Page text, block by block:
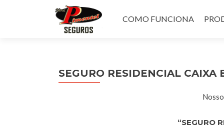
para
COMO FUNCIONA
SEGURO RESIDENCIAL CAIXA
“SEGURO